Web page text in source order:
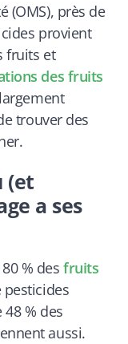
(OMS), près de
provient
fruits et
des fruits
trouver des
(et
a ses
% desfruits
pesticides
% des
aussi.